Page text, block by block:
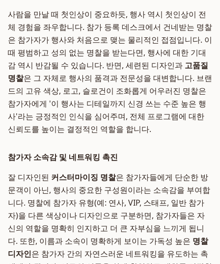
사람을 만날 때 첫인상이 중요하듯, 행사 역시 첫인상이 전
체 경험을 좌우합니다. 참가 등록 데스크에서 건네받는 명찰
은 참가자가 행사와 처음으로 맺는 물리적인 접점입니다. 이
때 평범하고 성의 없는 명찰을 받는다면, 행사에 대한 기대
감 역시 반감될 수 있습니다. 반면, 세련된 디자인과 고품질
명찰은 그 자체로 행사의 품격과 전문성을 대변합니다. 브랜
드의 고유 색상, 로고, 슬로건이 조화롭게 어우러진 명찰은
참가자에게 '이 행사는 디테일까지 신경 쓰는 수준 높은 행
사'라는 긍정적인 인식을 심어주며, 전체 프로그램에 대한
신뢰도를 높이는 결정적인 역할을 합니다.
참가자 소속감 및 네트워킹 촉진
잘 디자인된 커스터마이징 명찰은 참가자들에게 단순한 방
문객이 아닌, 행사의 중요한 구성원이라는 소속감을 부여합
니다. 명찰에 참가자 유형(예: 연사, VIP, 스태프, 일반 참가
자)을 다른 색상이나 디자인으로 구분하면, 참가자들은 자
신의 역할을 명확히 인지하고 더 큰 자부심을 느끼게 됩니
다. 또한, 이름과 소속이 명확하게 보이는 가독성 높은 명찰
디자인은 참가자 간의 자연스러운 네트워킹을 유도하는 촉